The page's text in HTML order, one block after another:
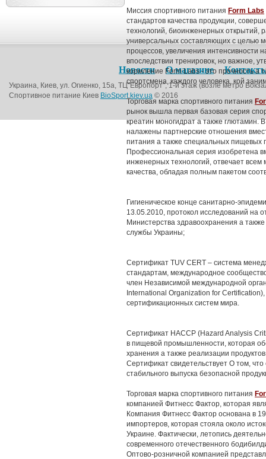
Миссия спортивного питания Form Labs
стандартов качества продукции,
технологий, биоинженерных открытий,
универсальных составляющих с целью
процессов, увеличения интенсивности
впоследствии тренировок, но важное,
кормление Form Labs - это прочность а
спортсмена, каждого человека, кой
Торговая марка спортивного питания
рынок вышла первая базовая серия
креатин моногидрат а также глютамин.
налажены партнерские отношения
питания а также специальных пищевых
Профессиональная серия изобретена
инженерных технологий, отвечает
качества, обладая полным пакетом
Гигиеническое конце санитарно-
13.05.2010, протокол исследований на
Министерства здравоохранения а
службы Украины;
Сертификат TUV CERT – система
стандартам, международное
член Независимой международной
International Organization for
сертификационных систем мира.
Сертификат НАССР (Hazard Analysis
в пищевой промышленности, которая
хранения а также реализации
Сертификат свидетельствует О том,
стабильного выпуска безопасной
Торговая марка спортивного питания
компанией Фитнесс Фактор, которая
Компания Фитнесс Фактор основана в
импортеров, которая стояла около
Украине. Фактически, летопись
современного отечественного
Оптово-розничной компанией
Новости О магазине
Украина, Киев, ул. Огиенко, 15а, ТЦ"Европорт", 1-й этаж (возле метро
Спортивное питание Киев BioSport.kiev.ua © 2016